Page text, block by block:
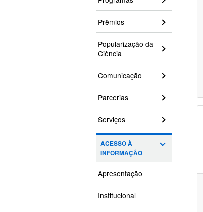
Prêmios
Popularização da
Ciência
Comunicação
Parcerias
Serviços
ACESSO À
INFORMAÇÃO
Apresentação
Institucional